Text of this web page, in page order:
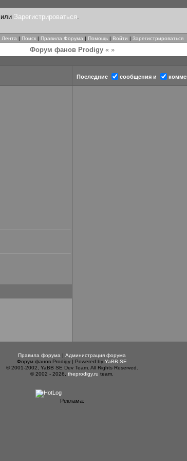
или Зарегистрироваться.
Лента | Поиск | Правила Форума | Помощь | Войти | Зарегистрироваться
Форум фанов Prodigy« »
Последние сообщения и
Правила форума | Администрация форума
Форум фанов Prodigy | Powered by YaBB SE
© 2001-2002, YaBB SE Dev Team. All Rights Reserved.
© 2002 - 2026, theprodigy.ru team.
Реклама: